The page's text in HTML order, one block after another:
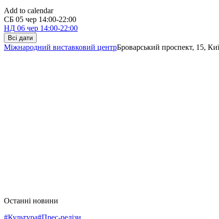
Add to calendar
СБ 05 чер 14:00-22:00
НД 06 чер 14:00-22:00
Всі дати
Міжнародний виставковий центрБроварський проспект, 15,
Останні новини